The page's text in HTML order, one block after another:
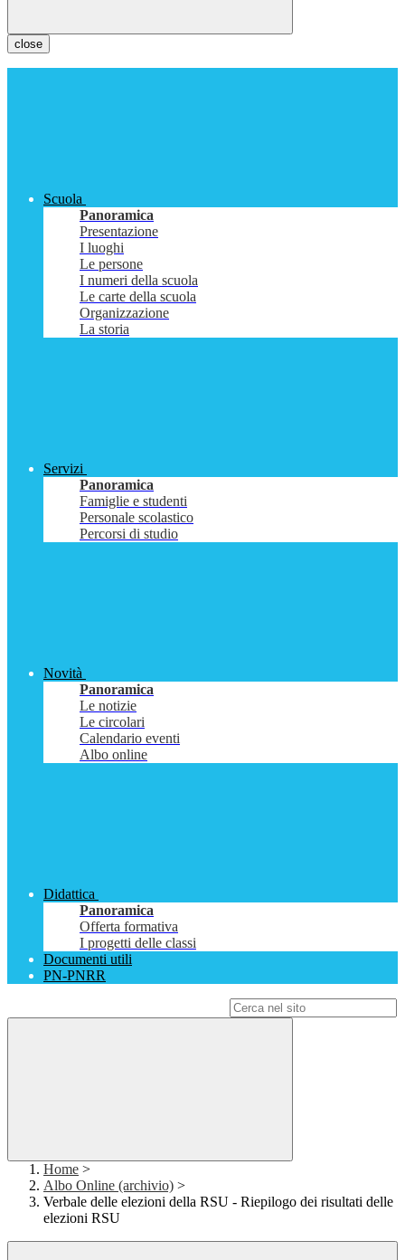
close
Scuola
Panoramica
Presentazione
I luoghi
Le persone
I numeri della scuola
Le carte della scuola
Organizzazione
La storia
Servizi
Panoramica
Famiglie e studenti
Personale scolastico
Percorsi di studio
Novità
Panoramica
Le notizie
Le circolari
Calendario eventi
Albo online
Didattica
Panoramica
Offerta formativa
I progetti delle classi
Documenti utili
PN-PNRR
Home >
Albo Online (archivio) >
Verbale delle elezioni della RSU - Riepilogo dei risultati delle
elezioni RSU